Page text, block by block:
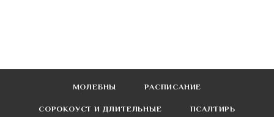
МОЛЕБНЫ
РАСПИСАНИЕ
СОРОКОУСТ И ДЛИТЕЛЬНЫЕ
ПСАЛТИРЬ